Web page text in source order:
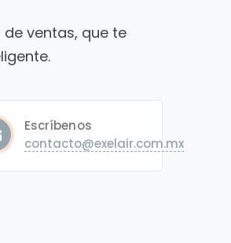
ventas, que te
Escríbenos
contacto@exelair.com.mx